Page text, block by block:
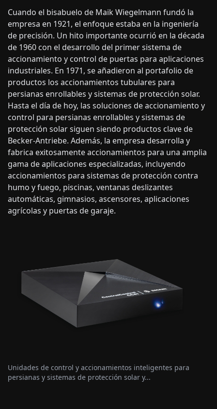
Cuando el bisabuelo de Maik Wiegelmann fundó la
empresa en 1921, el enfoque estaba en la ingeniería
de precisión. Un hito importante ocurrió en la década
de 1960 con el desarrollo del primer sistema de
accionamiento y control de puertas para aplicaciones
industriales. En 1971, se añadieron al portafolio de
productos los accionamientos tubulares para
persianas enrollables y sistemas de protección solar.
Hasta el día de hoy, las soluciones de accionamiento y
control para persianas enrollables y sistemas de
protección solar siguen siendo productos clave de
Becker-Antriebe. Además, la empresa desarrolla y
fabrica exitosamente accionamientos para una amplia
gama de aplicaciones especializadas, incluyendo
accionamientos para sistemas de protección contra
humo y fuego, piscinas, ventanas deslizantes
automáticas, gimnasios, ascensores, aplicaciones
agrícolas y puertas de garaje.
Unidades de control y accionamientos inteligentes para
persianas y sistemas de protección solar y...